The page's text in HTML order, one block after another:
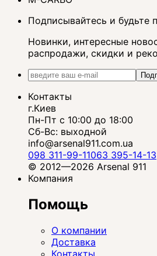
Подписывайтесь и будьте
Новинки, интересные
распродажи, скидки и
Контакты
г.Киев
Пн-Пт с 10:00 до 18:00
Сб-Вс: выходной
info@arsenal911.com.ua
098 311-99-11063 395-14-13
© 2012—2026 Arsenal 911
Компания
Помощь
О компании
Доставка
Контакты